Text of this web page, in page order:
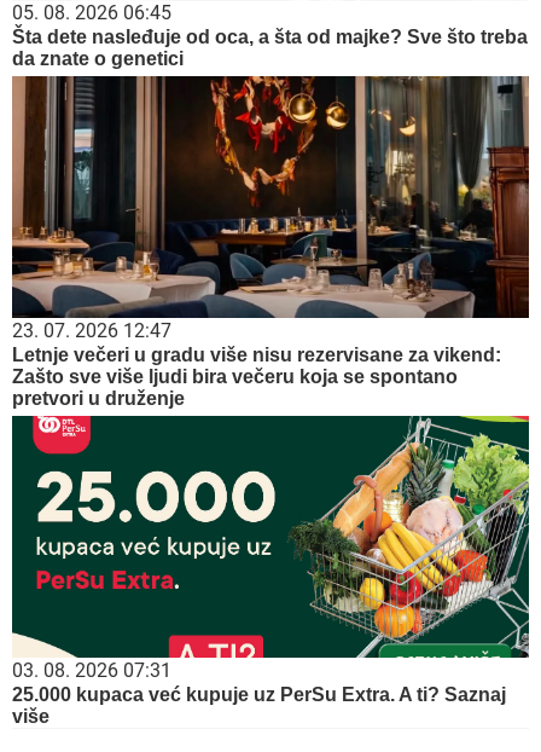
05. 08. 2026 06:45
Šta dete nasleđuje od oca, a šta od majke? Sve što treba
da znate o genetici
23. 07. 2026 12:47
Letnje večeri u gradu više nisu rezervisane za vikend:
Zašto sve više ljudi bira večeru koja se spontano
pretvori u druženje
03. 08. 2026 07:31
25.000 kupaca već kupuje uz PerSu Extra. A ti? Saznaj
više